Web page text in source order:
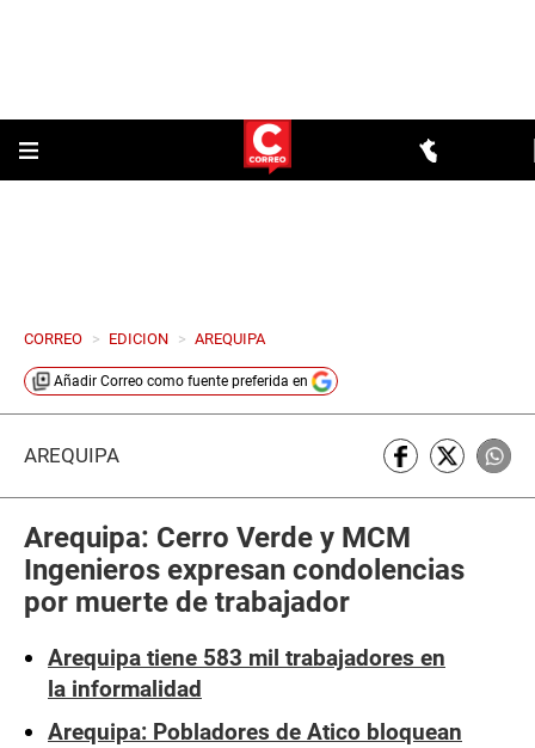
CORREO > EDICION > AREQUIPA
Añadir Correo como fuente preferida en
AREQUIPA
Arequipa: Cerro Verde y MCM
Ingenieros expresan condolencias
por muerte de trabajador
Arequipa tiene 583 mil trabajadores en
la informalidad
Arequipa: Pobladores de Atico bloquean